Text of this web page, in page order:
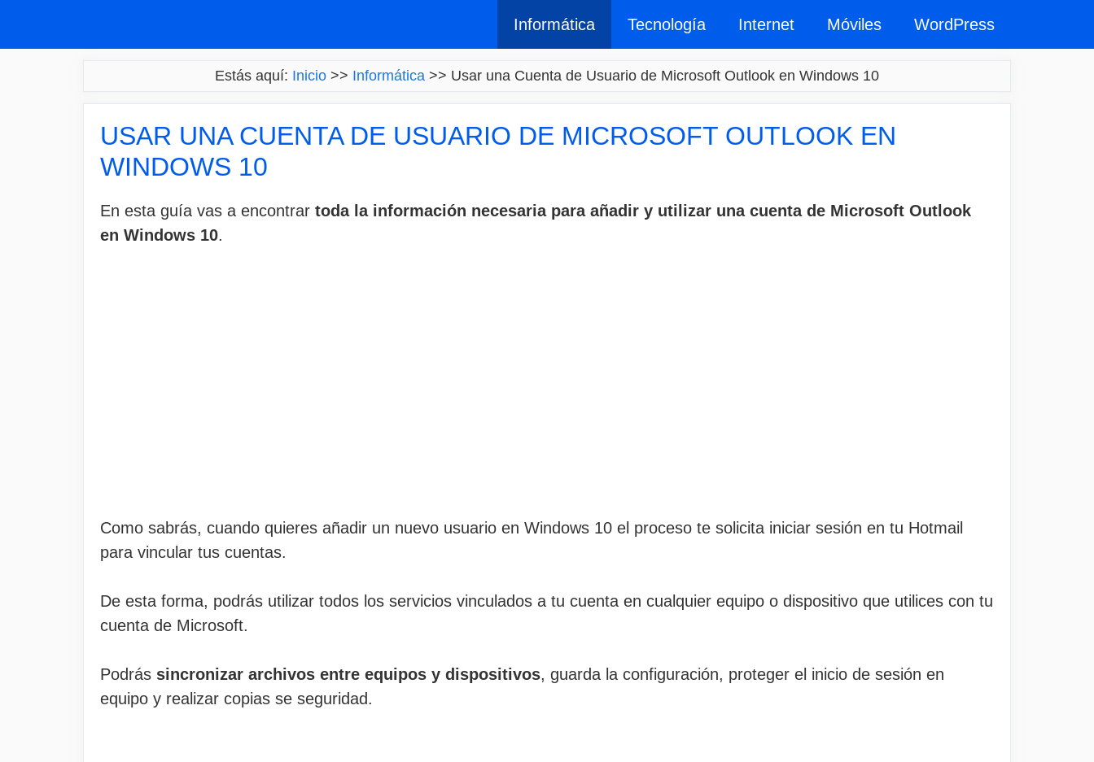
Informática Tecnología Internet Móviles WordPress
Estás aquí: Inicio >> Informática >> Usar una Cuenta de Usuario de Microsoft Outlook en Windows 10
USAR UNA CUENTA DE USUARIO DE MICROSOFT OUTLOOK EN
WINDOWS 10
En esta guía vas a encontrar toda la información necesaria para añadir y utilizar una cuenta de Microsoft Outlook
en Windows 10.
Como sabrás, cuando quieres añadir un nuevo usuario en Windows 10 el proceso te solicita iniciar sesión en tu Hotmail
para vincular tus cuentas.
De esta forma, podrás utilizar todos los servicios vinculados a tu cuenta en cualquier equipo o dispositivo que utilices con tu
cuenta de Microsoft.
Podrás sincronizar archivos entre equipos y dispositivos, guarda la configuración, proteger el inicio de sesión en
equipo y realizar copias se seguridad.